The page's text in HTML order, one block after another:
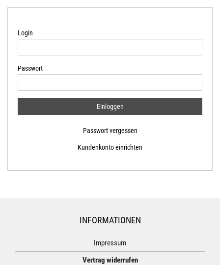
Login
Passwort
Passwort vergessen
Kundenkonto einrichten
INFORMATIONEN
Impressum
Vertrag widerrufen